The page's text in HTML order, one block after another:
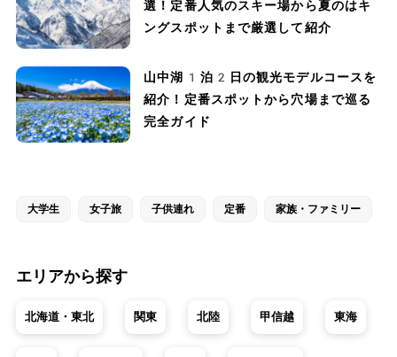
選！定番人気のスキー場から夏のはキ
ングスポットまで厳選して紹介
山中湖1泊2日の観光モデルコースを
紹介！定番スポットから穴場まで巡る
完全ガイド
大学生 女子旅 子供連れ 定番 家族・ファミリー
エリアから探す
北海道・東北 関東 北陸 甲信越 東海